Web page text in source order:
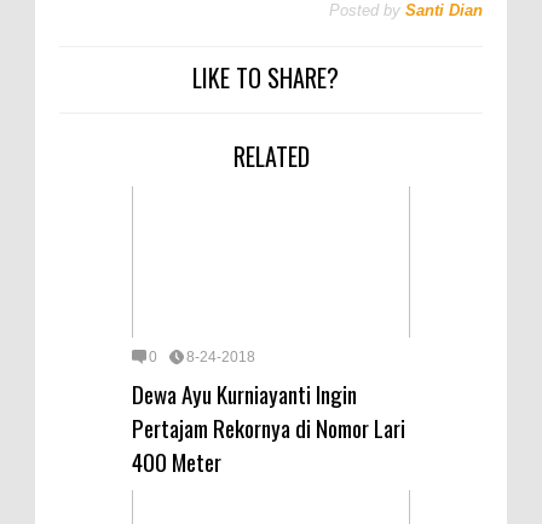
Posted by Santi Dian
LIKE TO SHARE?
RELATED
0 8-24-2018
Dewa Ayu Kurniayanti Ingin
Pertajam Rekornya di Nomor Lari
400 Meter